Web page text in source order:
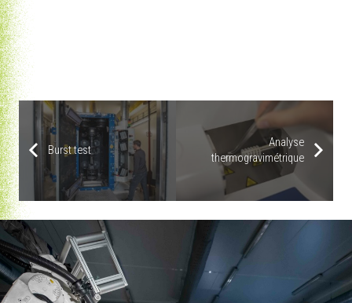
Burst test
Analyse
thermogravimétrique